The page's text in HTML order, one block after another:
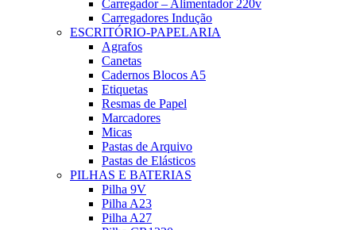
Carregador – Alimentador 220v
Carregadores Indução
ESCRITÓRIO-PAPELARIA
Agrafos
Canetas
Cadernos Blocos A5
Etiquetas
Resmas de Papel
Marcadores
Micas
Pastas de Arquivo
Pastas de Elásticos
PILHAS E BATERIAS
Pilha 9V
Pilha A23
Pilha A27